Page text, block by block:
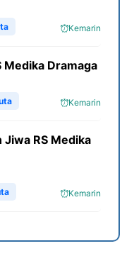
Kemarin
Medika Dramaga
Kemarin
RS Medika
Kemarin